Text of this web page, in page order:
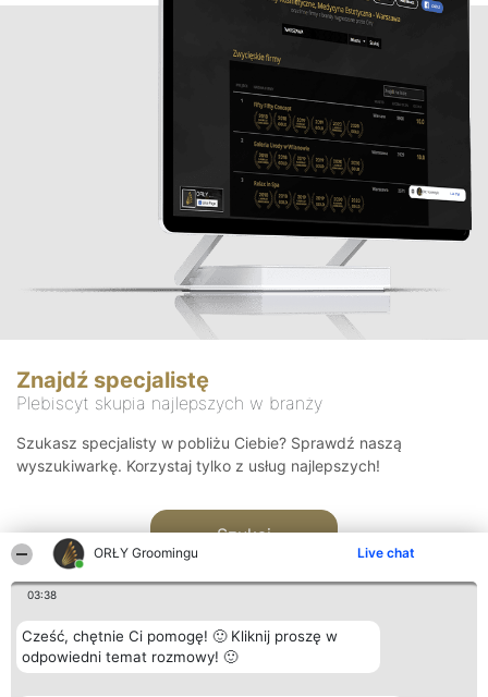
ORŁY Groomingu Live chat
03:38
Cześć, chętnie Ci pomogę! 🙂 Kliknij proszę w
odpowiedni temat rozmowy! 🙂
Znajdź specjalistę
Plebiscyt skupia najlepszych w branży
Szukasz specjalisty w pobliżu Ciebie? Sprawdź naszą
wyszukiwarkę. Korzystaj tylko z usług najlepszych!
Szukaj